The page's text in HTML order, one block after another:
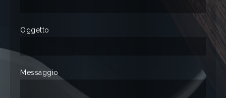
Oggetto
Messaggio